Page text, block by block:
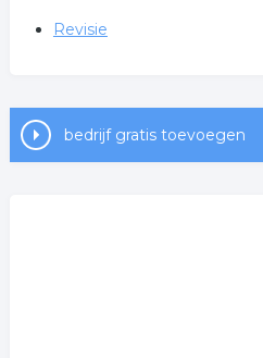
Revisie
bedrijf gratis toevoegen